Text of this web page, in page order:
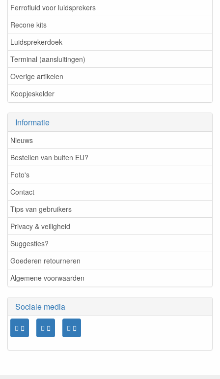
Ferrofluid voor luidsprekers
Recone kits
Luidsprekerdoek
Terminal (aansluitingen)
Overige artikelen
Koopjeskelder
Informatie
Nieuws
Bestellen van buiten EU?
Foto's
Contact
Tips van gebruikers
Privacy & veiligheid
Suggesties?
Goederen retourneren
Algemene voorwaarden
Sociale media